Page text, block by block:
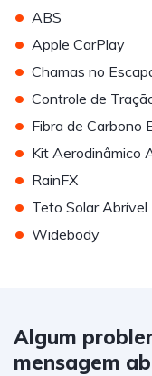
• ABS
• Apple CarPlay
• Chamas no
• Controle de
• Fibra de Carbono
• Kit Aerodinâmico
• RainFX
• Teto Solar Abrível
• Widebody
Algum
mensagem